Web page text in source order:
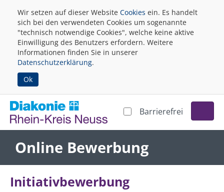
Wir setzen auf dieser Website Cookies ein. Es handelt
sich bei den verwendeten Cookies um sogenannte
"technisch notwendige Cookies", welche keine aktive
Einwilligung des Benutzers erfordern. Weitere
Informationen finden Sie in unserer
Datenschutzerklärung.
Ok
Barrierefrei
Online Bewerbung
Initiativbewerbung